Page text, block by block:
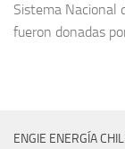
Sistema Nacional
fueron donadas
ENGIE ENERGÍA